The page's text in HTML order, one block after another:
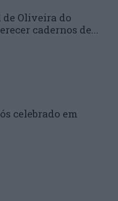
Oliveira do
cadernos de...
celebrado em